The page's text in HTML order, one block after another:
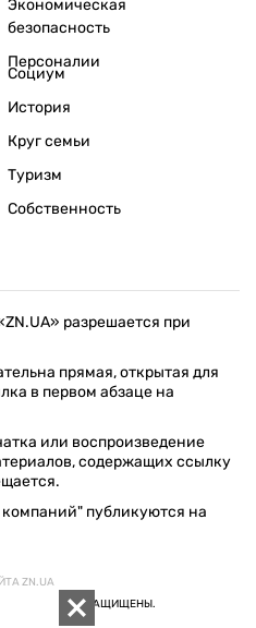
Экономическая
безопасность
Персоналии
Социум
История
Круг семьи
Туризм
Собственность
разрешается при
прямая, открытая для
в первом абзаце на
или воспроизведение
содержащих ссылку
публикуются на
ZN.UA
ВСЕ ПРАВА ЗАЩИЩЕНЫ.